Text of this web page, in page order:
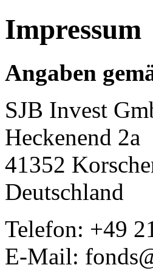
Impressum
Angaben
SJB Invest
Heckenend 2a
41352
Deutschland
Telefon: +49
E-Mail: